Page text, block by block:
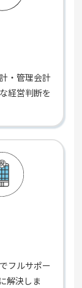
・管理会計
経営判断を
フルサポー
解決しま